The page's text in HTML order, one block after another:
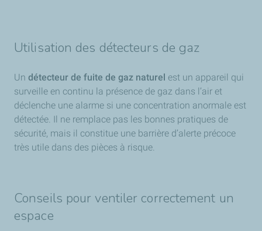
Utilisation des détecteurs de gaz
Un détecteur de fuite de gaz naturel est un appareil qui
surveille en continu la présence de gaz dans l’air et
déclenche une alarme si une concentration anormale est
détectée. Il ne remplace pas les bonnes pratiques de
sécurité, mais il constitue une barrière d’alerte précoce
très utile dans des pièces à risque.
Conseils pour ventiler correctement un
espace